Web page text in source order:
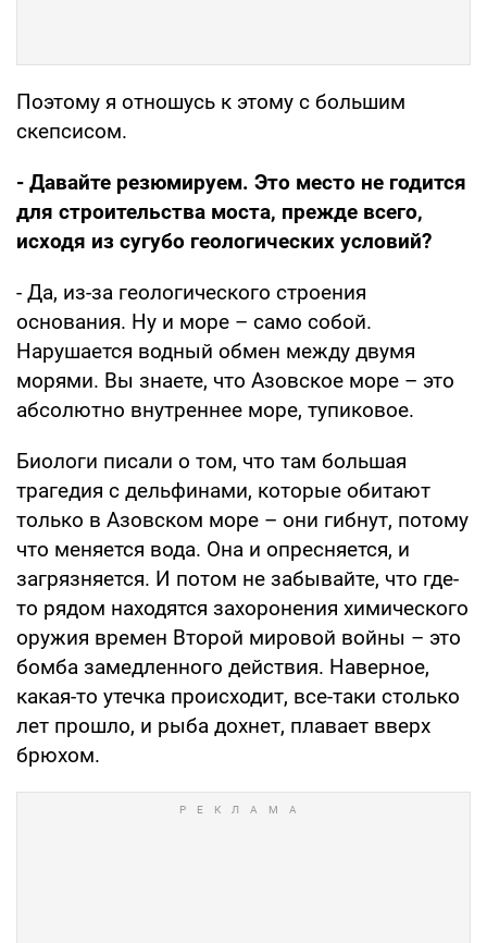
Поэтому я отношусь к этому с большим
скепсисом.
- Давайте резюмируем. Это место не годится
для строительства моста, прежде всего,
исходя из сугубо геологических условий?
- Да, из-за геологического строения
основания. Ну и море – само собой.
Нарушается водный обмен между двумя
морями. Вы знаете, что Азовское море – это
абсолютно внутреннее море, тупиковое.
Биологи писали о том, что там большая
трагедия с дельфинами, которые обитают
только в Азовском море – они гибнут, потому
что меняется вода. Она и опресняется, и
загрязняется. И потом не забывайте, что где-
то рядом находятся захоронения химического
оружия времен Второй мировой войны – это
бомба замедленного действия. Наверное,
какая-то утечка происходит, все-таки столько
лет прошло, и рыба дохнет, плавает вверх
брюхом.